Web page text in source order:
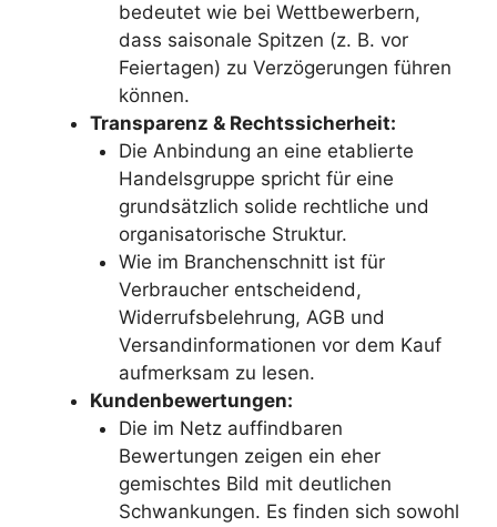
bedeutet wie bei Wettbewerbern,
dass saisonale Spitzen (z. B. vor
Feiertagen) zu Verzögerungen führen
können.
Transparenz & Rechtssicherheit:
Die Anbindung an eine etablierte
Handelsgruppe spricht für eine
grundsätzlich solide rechtliche und
organisatorische Struktur.
Wie im Branchenschnitt ist für
Verbraucher entscheidend,
Widerrufsbelehrung, AGB und
Versandinformationen vor dem Kauf
aufmerksam zu lesen.
Kundenbewertungen:
Die im Netz auffindbaren
Bewertungen zeigen ein eher
gemischtes Bild mit deutlichen
Schwankungen. Es finden sich sowohl